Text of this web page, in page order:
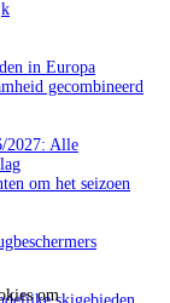
om
in Europa
gecombineerd
2027: Alle
om het seizoen